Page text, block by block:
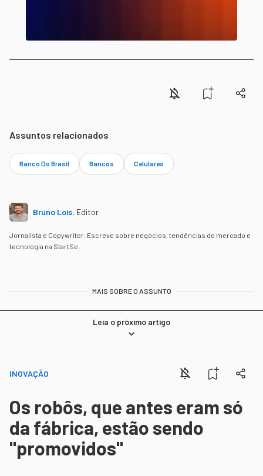
Assuntos relacionados
Banco Do Brasil Bancos Celulares
Bruno Lois, Editor
Jornalista e Copywriter. Escreve sobre negócios, tendências de mercado e
tecnologia na StartSe.
MAIS SOBRE O ASSUNTO
Leia o próximo artigo
INOVAÇÃO
Os robôs, que antes eram só
da fábrica, estão sendo
"promovidos"